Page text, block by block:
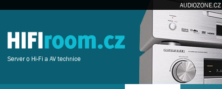
AUDIOZONE.CZ
Server o Hi-Fi a AV technice